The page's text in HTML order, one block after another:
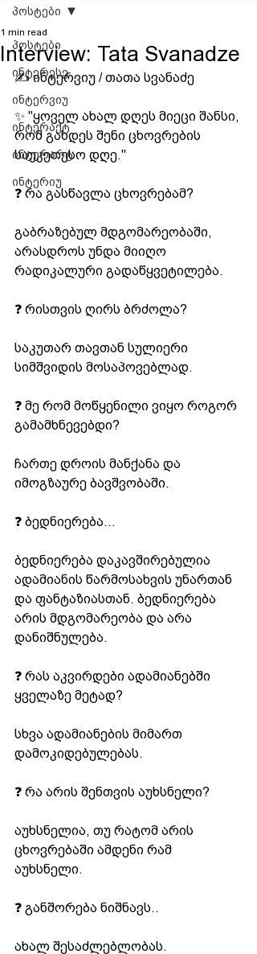
პოსტები
ინტერესე
ინტერვიუ
ინტერაქტ
ინტერარტ
ინტერიუ
პოსტები
Interview: Tata Svanadze
1 min read
✍️ ინტერვიუ / თათა სვანაძე
✨ "ყოველ ახალ დღეს მიეცი შანსი,
რომ გახდეს შენი ცხოვრების
საუკეთესო დღე."
❓ რა გასწავლა ცხოვრებამ?
გაბრაზებულ მდგომარეობაში,
არასდროს უნდა მიიღო
რადიკალური გადაწყვეტილება.
❓ რისთვის ღირს ბრძოლა?
საკუთარ თავთან სულიერი
სიმშვიდის მოსაპოვებლად.
❓ მე რომ მოწყენილი ვიყო როგორ
გამამხნევებდი?
ჩართე დროის მანქანა და
იმოგზაურე ბავშვობაში.
❓ ბედნიერება...
ბედნიერება დაკავშირებულია
ადამიანის წარმოსახვის უნართან
და ფანტაზიასთან. ბედნიერება
არის მდგომარეობა და არა
დანიშნულება.
❓ რას აკვირდები ადამიანებში
ყველაზე მეტად?
სხვა ადამიანების მიმართ
დამოკიდებულებას.
❓ რა არის შენთვის აუხსნელი?
აუხსნელია, თუ რატომ არის
ცხოვრებაში ამდენი რამ
აუხსნელი.
❓ განშორება ნიშნავს..
ახალ შესაძლებლობას.